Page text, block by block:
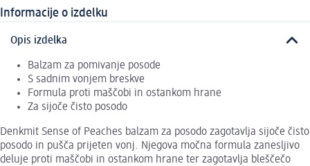
Informacije o izdelku
Opis izdelka
Balzam za pomivanje posode
S sadnim vonjem breskve
Formula proti maščobi in ostankom hrane
Za sijoče čisto posodo
Denkmit Sense of Peaches balzam za posodo zagotavlja sijoče čisto
posodo in pušča prijeten vonj. Njegova močna formula zanesljivo
deluje proti maščobi in ostankom hrane ter zagotavlja bleščečo